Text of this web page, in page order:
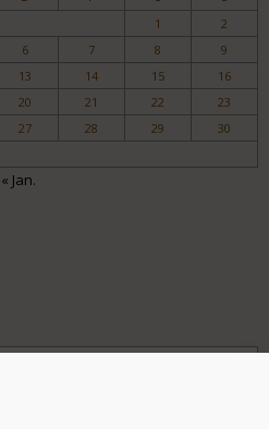
1
2
6 7 8
9
13 14 15
16
20 21 22
23
27 28 29
30
« Jan.